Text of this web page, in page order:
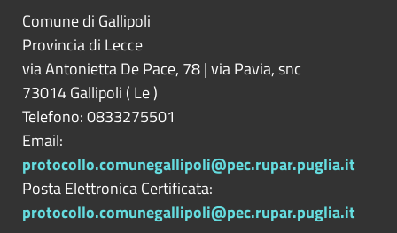
Comune di Gallipoli
Provincia di Lecce
via Antonietta De Pace, 78 | via Pavia, snc
73014Gallipoli ( Le)
Telefono: 0833275501
Email:
protocollo.comunegallipoli@pec.rupar.puglia.it
Posta Elettronica Certificata:
protocollo.comunegallipoli@pec.rupar.puglia.it